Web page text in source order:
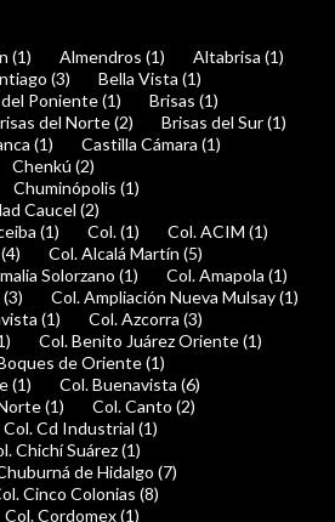
(1) Almendros (1)
Altabrisa (1)
(3)
Bella Vista (1)
Poniente (1)
Brisas (1)
del Norte (2)
Brisas del Sur (1)
(1)
Castilla Cámara (1)
Chenkú (2)
Chuminópolis (1)
Caucel (2)
(1)
Col. (1)
Col. ACIM (1)
Col. Alcalá Martín (5)
Solorzano (1)
Col. Amapola (1)
Col. Ampliación Nueva Mulsay (1)
(1)
Col. Azcorra (3)
Col. Benito Juárez Oriente (1)
de Oriente (1)
(1)
Col. Buenavista (6)
(1)
Col. Canto (2)
Col. Cd Industrial (1)
Chichí Suárez (1)
de Hidalgo (7)
Cinco Colonias (8)
Col. Cordomex (1)